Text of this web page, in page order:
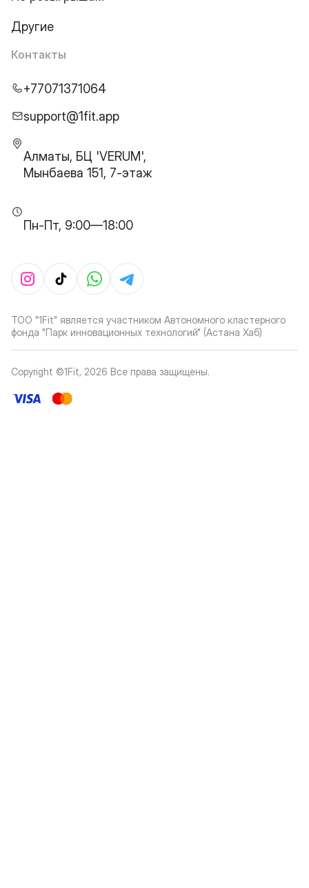
Другие
Контакты
+77071371064
support@1fit.app
Алматы, БЦ 'VERUM',
Мынбаева 151, 7-этаж
Пн-Пт, 9:00—18:00
ТОО "1Fit" является участником Автономного кластерного
фонда "Парк инновационных технологий" (Астана Хаб)
Copyright ©1Fit, 2026 Все права защищены.